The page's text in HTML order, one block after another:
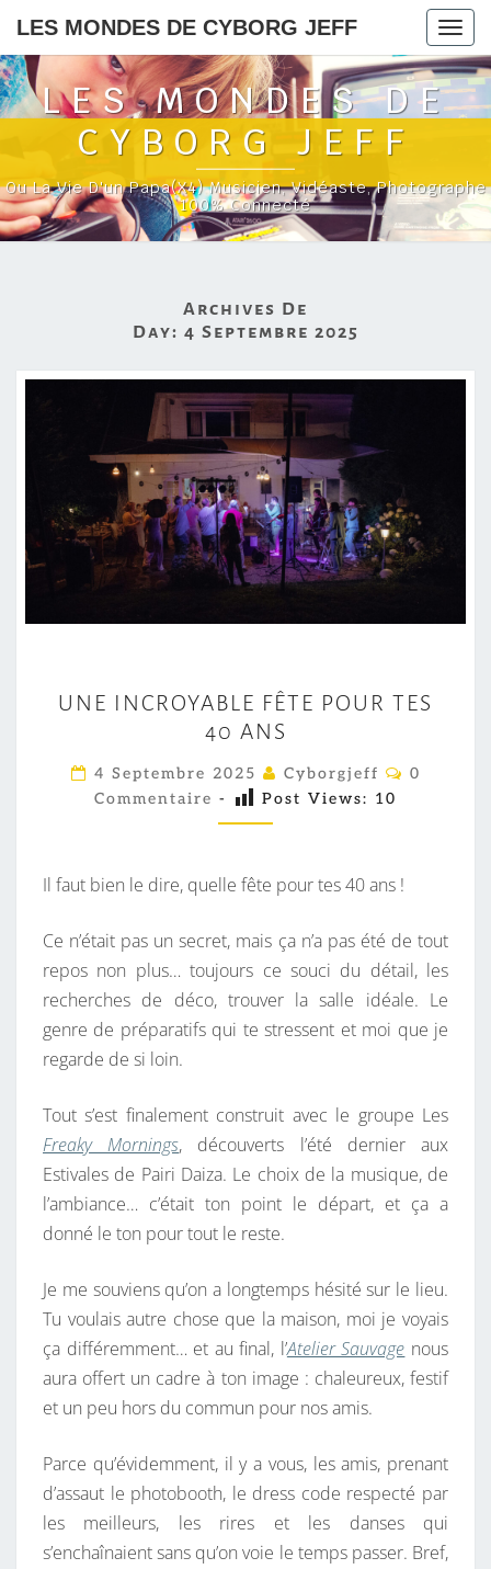
LES MONDES DE CYBORG JEFF
LES MONDES DE
CYBORG JEFF
Ou La Vie D'un Papa(x4) Musicien, Vidéaste, Photographe
100% Connecté
Archives De
Day: 4 Septembre 2025
N
E
I
N
C
O
A
B
L
E
T
E
P
O
U
T
E
S
4
0
N
UNE INCROYABLE FÊTE POUR TES
40 ANS
4 Septembre 2025 Cyborgjeff
C
T
A
E
S
0
Commentaire - Post Views: 10
Il faut bien le dire, quelle fête pour tes 40 ans !
Ce n’était pas un secret, mais ça n’a pas été de tout
repos non plus… toujours ce souci du détail, les
recherches de déco, trouver la salle idéale. Le
genre de préparatifs qui te stressent et moi que je
regarde de si loin.
Tout s’est finalement construit avec le groupe Les
Freaky Mornings, découverts l’été dernier aux
Estivales de Pairi Daiza. Le choix de la musique, de
l’ambiance… c’était ton point le départ, et ça a
donné le ton pour tout le reste.
Je me souviens qu’on a longtemps hésité sur le lieu.
Tu voulais autre chose que la maison, moi je voyais
ça différemment… et au final, l’Atelier Sauvage nous
aura offert un cadre à ton image : chaleureux, festif
et un peu hors du commun pour nos amis.
Parce qu’évidemment, il y a vous, les amis, prenant
d’assaut le photobooth, le dress code respecté par
les meilleurs, les rires et les danses qui
s’enchaînaient sans qu’on voie le temps passer. Bref,